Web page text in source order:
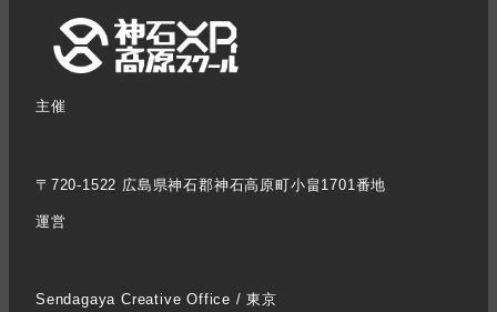
主催
〒720-1522 広島県神石郡神石高原町小畠1701番地
運営
Sendagaya Creative Office / 東京